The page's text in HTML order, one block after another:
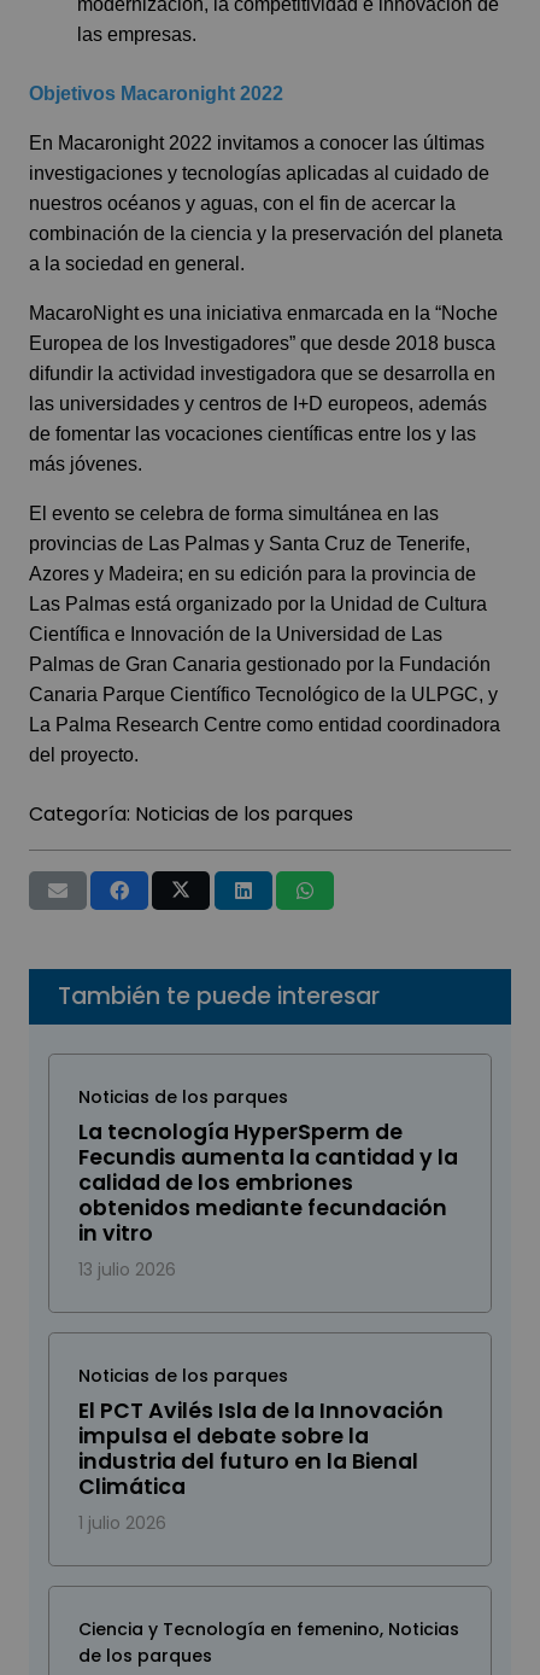
modernización, la competitividad e innovación de
las empresas.
Objetivos Macaronight 2022
En Macaronight 2022 invitamos a conocer las últimas
investigaciones y tecnologías aplicadas al cuidado de
nuestros océanos y aguas, con el fin de acercar la
combinación de la ciencia y la preservación del planeta
a la sociedad en general.
MacaroNight es una iniciativa enmarcada en la “Noche
Europea de los Investigadores” que desde 2018 busca
difundir la actividad investigadora que se desarrolla en
las universidades y centros de I+D europeos, además
de fomentar las vocaciones científicas entre los y las
más jóvenes.
El evento se celebra de forma simultánea en las
provincias de Las Palmas y Santa Cruz de Tenerife,
Azores y Madeira; en su edición para la provincia de
Las Palmas está organizado por la Unidad de Cultura
Científica e Innovación de la Universidad de Las
Palmas de Gran Canaria gestionado por la Fundación
Canaria Parque Científico Tecnológico de la ULPGC, y
La Palma Research Centre como entidad coordinadora
del proyecto.
Categoría: Noticias de los parques
También te puede interesar
Noticias de los parques
La tecnología HyperSperm de
Fecundis aumenta la cantidad y la
calidad de los embriones
obtenidos mediante fecundación
in vitro
13 julio 2026
Noticias de los parques
El PCT Avilés Isla de la Innovación
impulsa el debate sobre la
industria del futuro en la Bienal
Climática
1 julio 2026
Ciencia y Tecnología en femenino, Noticias
de los parques